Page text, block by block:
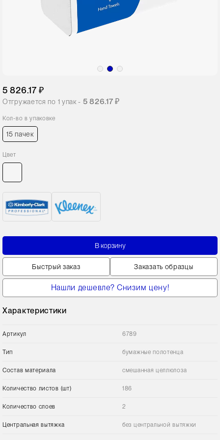
5 826.17 ₽
Отгружается по 1 упак - 5 826.17 ₽
Кол-во в упаковке
15 пачек
Цвет
В корзину
Быстрый заказ Заказать образцы
Нашли дешевле? Снизим цену!
Характеристики
Артикул 6789
Тип бумажные полотенца
Состав материала смешанная целлюлоза
Количество листов (шт) 186
Количество слоев 2
Центральная вытяжка без центральной вытяжки